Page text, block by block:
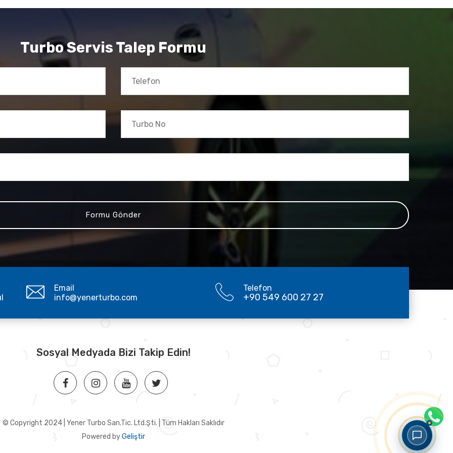
Turbo Servis Talep Formu
Email
info@yenerturbo.com
Telefon
+90 549 600 27 27
Sosyal Medyada Bizi Takip Edin!
© Copyright 2024 | Yener Turbo San.Tic. Ltd.Şti. | Tüm Hakları Saklıdır
Powered byGeliştir